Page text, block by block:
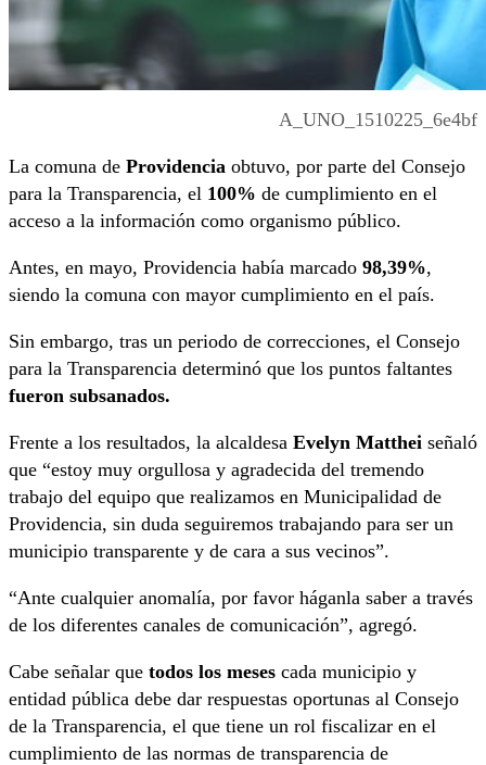
A_UNO_1510225_6e4bf
La comuna de Providencia obtuvo, por parte del Consejo
para la Transparencia, el 100% de cumplimiento en el
acceso a la información como organismo público.
Antes, en mayo, Providencia había marcado 98,39%,
siendo la comuna con mayor cumplimiento en el país.
Sin embargo, tras un periodo de correcciones, el Consejo
para la Transparencia determinó que los puntos faltantes
fueron subsanados.
Frente a los resultados, la alcaldesa Evelyn Matthei señaló
que “estoy muy orgullosa y agradecida del tremendo
trabajo del equipo que realizamos en Municipalidad de
Providencia, sin duda seguiremos trabajando para ser un
municipio transparente y de cara a sus vecinos”.
“Ante cualquier anomalía, por favor háganla saber a través
de los diferentes canales de comunicación”, agregó.
Cabe señalar que todos los meses cada municipio y
entidad pública debe dar respuestas oportunas al Consejo
de la Transparencia, el que tiene un rol fiscalizar en el
cumplimiento de las normas de transparencia de